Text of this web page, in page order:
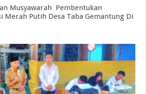
Musyawarah Pembentukan
Merah Putih Desa Taba Gemantung Di